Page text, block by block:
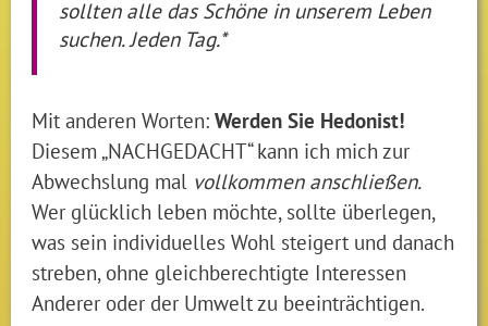
sollten alle das Schöne in unserem Leben
suchen. Jeden Tag.*
Mit anderen Worten:Werden Sie Hedonist!
Diesem „NACHGEDACHT“ kann ich mich zur
Abwechslung mal vollkommen anschließen.
Wer glücklich leben möchte, sollte überlegen,
was sein individuelles Wohl steigert und danach
streben, ohne gleichberechtigte Interessen
Anderer oder der Umwelt zu beeinträchtigen.